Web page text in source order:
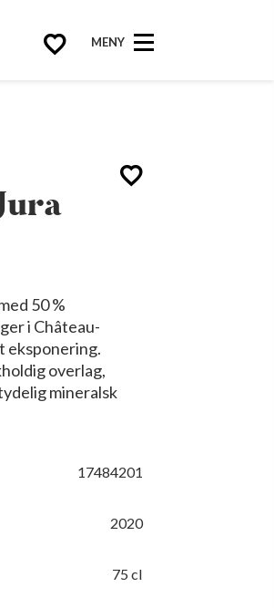
MENY
50 %
i Château-
eksponering.
overlag,
mineralsk
17484201
2020
75 cl